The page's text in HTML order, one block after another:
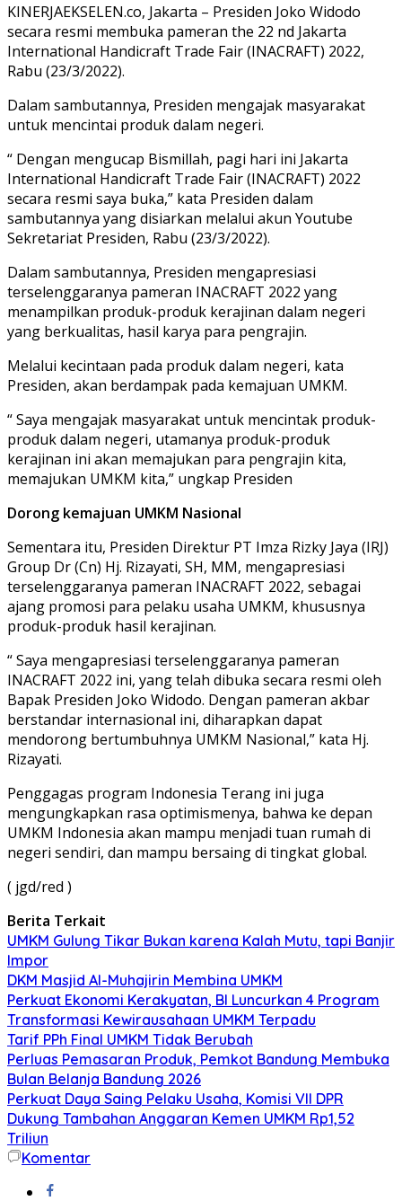
KINERJAEKSELEN.co, Jakarta – Presiden Joko Widodo
secara resmi membuka pameran the 22 nd Jakarta
International Handicraft Trade Fair (INACRAFT) 2022,
Rabu (23/3/2022).
Dalam sambutannya, Presiden mengajak masyarakat
untuk mencintai produk dalam negeri.
“ Dengan mengucap Bismillah, pagi hari ini Jakarta
International Handicraft Trade Fair (INACRAFT) 2022
secara resmi saya buka,” kata Presiden dalam
sambutannya yang disiarkan melalui akun Youtube
Sekretariat Presiden, Rabu (23/3/2022).
Dalam sambutannya, Presiden mengapresiasi
terselenggaranya pameran INACRAFT 2022 yang
menampilkan produk-produk kerajinan dalam negeri
yang berkualitas, hasil karya para pengrajin.
Melalui kecintaan pada produk dalam negeri, kata
Presiden, akan berdampak pada kemajuan UMKM.
“ Saya mengajak masyarakat untuk mencintak produk-
produk dalam negeri, utamanya produk-produk
kerajinan ini akan memajukan para pengrajin kita,
memajukan UMKM kita,” ungkap Presiden
Dorong kemajuan UMKM Nasional
Sementara itu, Presiden Direktur PT Imza Rizky Jaya (IRJ)
Group Dr (Cn) Hj. Rizayati, SH, MM, mengapresiasi
terselenggaranya pameran INACRAFT 2022, sebagai
ajang promosi para pelaku usaha UMKM, khususnya
produk-produk hasil kerajinan.
“ Saya mengapresiasi terselenggaranya pameran
INACRAFT 2022 ini, yang telah dibuka secara resmi oleh
Bapak Presiden Joko Widodo. Dengan pameran akbar
berstandar internasional ini, diharapkan dapat
mendorong bertumbuhnya UMKM Nasional,” kata Hj.
Rizayati.
Penggagas program Indonesia Terang ini juga
mengungkapkan rasa optimismenya, bahwa ke depan
UMKM Indonesia akan mampu menjadi tuan rumah di
negeri sendiri, dan mampu bersaing di tingkat global.
( jgd/red )
Berita Terkait
UMKM Gulung Tikar Bukan karena Kalah Mutu, tapi Banjir
Impor
DKM Masjid Al-Muhajirin Membina UMKM
Perkuat Ekonomi Kerakyatan, BI Luncurkan 4 Program
Transformasi Kewirausahaan UMKM Terpadu
Tarif PPh Final UMKM Tidak Berubah
Perluas Pemasaran Produk, Pemkot Bandung Membuka
Bulan Belanja Bandung 2026
Perkuat Daya Saing Pelaku Usaha, Komisi VII DPR
Dukung Tambahan Anggaran Kemen UMKM Rp1,52
Triliun
Komentar